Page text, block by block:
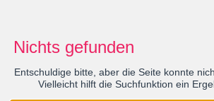
Nichts gefunden
Entschuldige bitte, aber die Seite konnte
Vielleicht hilft die Suchfunktion ein